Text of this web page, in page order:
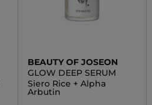
BEAUTY OF JOSEON
GLOW DEEP SERUM
Siero Rice + Alpha
Arbutin